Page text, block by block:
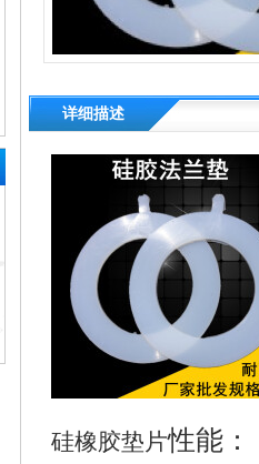
详细描述
硅橡胶垫片性能：